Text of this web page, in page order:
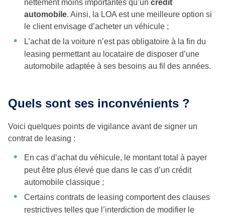
nettement moins importantes qu’un crédit
automobile. Ainsi, la LOA est une meilleure option si
le client envisage d’acheter un véhicule ;
L’achat de la voiture n’est pas obligatoire à la fin du
leasing permettant au locataire de disposer d’une
automobile adaptée à ses besoins au fil des années.
Quels sont ses inconvénients ?
Voici quelques points de vigilance avant de signer un
contrat de leasing :
En cas d’achat du véhicule, le montant total à payer
peut être plus élevé que dans le cas d’un crédit
automobile classique ;
Certains contrats de leasing comportent des clauses
restrictives telles que l’interdiction de modifier le